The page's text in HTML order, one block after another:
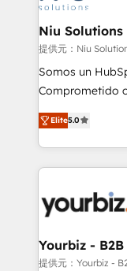
multicultural
uniendo visión
generar resultados medibles.
de construcción,
commerce,
tomar decisiones
5+ años como
LATAM 2025 🏆 Impulsamos crecimiento con CRM +
IA en múltiples
Niu Solutions
提供元：Niu
Somos un
Comprometido
procesos
Latinoamérica,
y Servicio al Cliente. Somos un equipo
Optimizar la
Asegurar resultados
en bancos, seguros, e-
Elite5.0
Yourbiz -
提供元：Yourbiz -